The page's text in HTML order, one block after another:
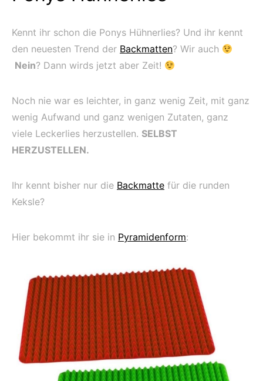
Kennt ihr schon die Ponys Hühnerlies? Und ihr kennt
den neuesten Trend der Backmatten? Wir auch
Nein? Dann wirds jetzt aber Zeit!
Noch nie war es leichter, in ganz wenig Zeit, mit ganz
wenig Aufwand und ganz wenigen Zutaten, ganz
viele Leckerlies herzustellen. SELBST
HERZUSTELLEN.
Ihr kennt bisher nur die Backmatte für die runden
Keksle?
Hier bekommt ihr sie in Pyramidenform: